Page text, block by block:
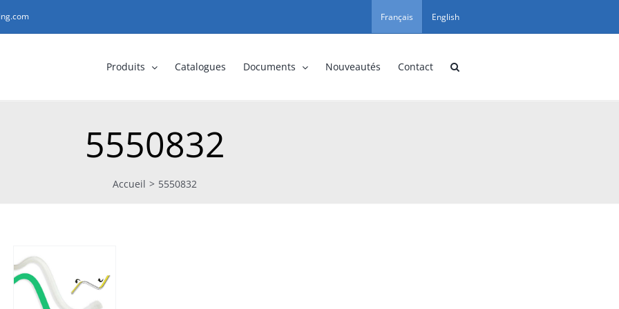
Français English
Produits Catalogues Documents Nouveautés Contact
5550832
Accueil > 5550832